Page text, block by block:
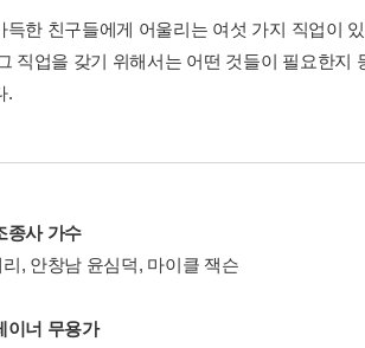
득한 친구들에게 어울리는 여섯 가지 직업이
직업을 갖기 위해서는 어떤 것들이 필요한지
.
종사 가수
, 안창남 윤심덕, 마이클 잭슨
이너 무용가